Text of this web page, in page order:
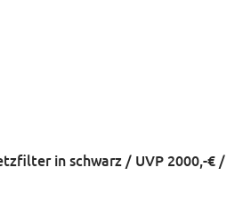
in schwarz / UVP 2000,-€ /